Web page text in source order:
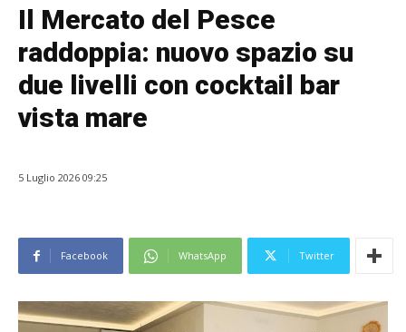
Il Mercato del Pesce
raddoppia: nuovo spazio su
due livelli con cocktail bar
vista mare
5 Luglio 2026 09:25
Facebook WhatsApp Twitter